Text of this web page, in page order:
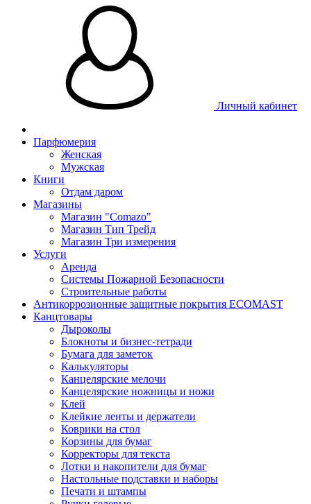
Личный кабинет
Парфюмерия
Женская
Мужская
Книги
Отдам даром
Магазины
Магазин "Comazo"
Магазин Тип Трейд
Магазин Три измерения
Услуги
Аренда
Системы Пожарной Безопасности
Строительные работы
Антикоррозионные защитные покрытия ECOMAST
Канцтовары
Дыроколы
Блокноты и бизнес-тетради
Бумага для заметок
Калькуляторы
Канцелярские мелочи
Канцелярские ножницы и ножи
Клей
Клейкие ленты и держатели
Коврики на стол
Корзины для бумаг
Корректоры для текста
Лотки и накопители для бумаг
Настольные подставки и наборы
Печати и штампы